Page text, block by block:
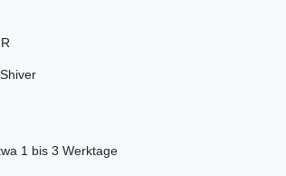
1 bis 3 Werktage